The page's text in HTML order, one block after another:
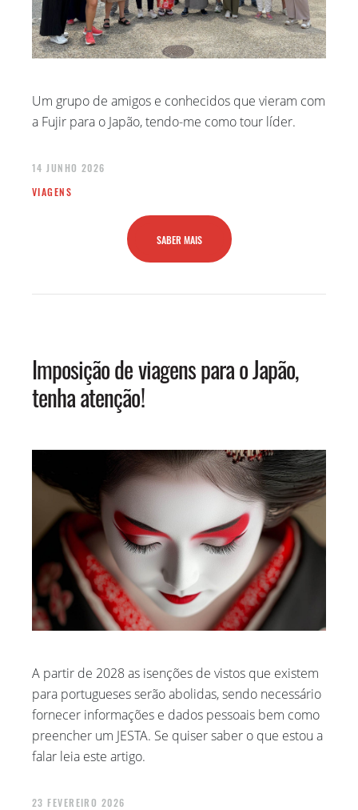
Um grupo de amigos e conhecidos que vieram com
a Fujir para o Japão, tendo-me como tour líder.
14 JUNHO 2026
VIAGENS
SABER MAIS
Imposição de viagens para o Japão,
tenha atenção!
A partir de 2028 as isenções de vistos que existem
para portugueses serão abolidas, sendo necessário
fornecer informações e dados pessoais bem como
preencher um JESTA. Se quiser saber o que estou a
falar leia este artigo.
23 FEVEREIRO 2026
AGOSTO 2022
JUNHO 2022
JANEIRO 2022
NOVEMBRO 2021
MARÇO 2021
JANEIRO 2021
AGOSTO 2020
JUNHO 2020
MARÇO 2020
FEVEREIRO 2020
JANEIRO 2020
NOVEMBRO 2019